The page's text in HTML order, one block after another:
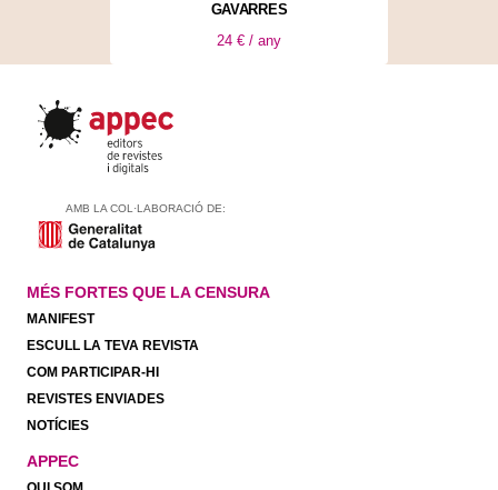
GAVARRES
24 € / any
AMB LA COL·LABORACIÓ DE:
MÉS FORTES QUE LA CENSURA
MANIFEST
ESCULL LA TEVA REVISTA
COM PARTICIPAR-HI
REVISTES ENVIADES
NOTÍCIES
APPEC